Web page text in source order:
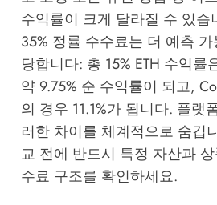
수익률이 크게 달라질 수 있습
35% 정률 수수료는 더 예측
당합니다: 총 15% ETH 수익률
약 9.75% 순 수익률이 되고,
의 경우 11.1%가 됩니다. 플랫
러한 차이를 체계적으로 숨깁
교 전에 반드시 특정 자산과
수료 구조를 확인하세요.